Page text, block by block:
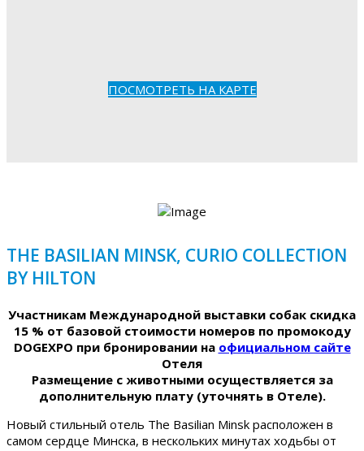
ПОСМОТРЕТЬ НА КАРТЕ
THE BASILIAN MINSK, CURIO COLLECTION
BY HILTON
Участникам Международной выставки собак скидка
15 % от базовой стоимости номеров по промокоду
DOGEXPO при бронировании на официальном сайте
Отеля
Размещение с животными осуществляется за
дополнительную плату (уточнять в Отеле).
Новый стильный отель The Basilian Minsk расположен в
самом сердце Минска, в нескольких минутах ходьбы от